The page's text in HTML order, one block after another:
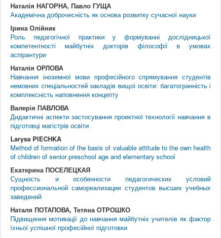
Наталія НАГОРНА, Павло ГУЩА
Академічна доброчесність як основа розвитку сучасної науки
Ірина Олійник
Роль педагогічної практики у формуванні дослідницької
компетентності майбутніх докторів філософії в умовах
аспірантури
Наталія ОРЛОВА
Навчання іноземної мови професійного спрямування студентів
немовних спеціальностей закладів вищої освіти: багатогранність і
комплексність наповнення концепту
Валерія ПАВЛОВА
Дидактичні аспекти застосування проектної технології навчання в
підготовці магістрів освіти
Larysa PIECHKA
Method of formation of the basis of valuable attitude to the own health
of children of senior preschool age and elementary school
Екатерина ПОСЕЛЕЦКАЯ
Сущность и особенности педагогических условий
профессиональной самореализации студентов высших учебных
заведений
Наталя ПОТАПОВА, Тетяна ОТРОШКО
Підвищення мотивації до навчання майбутніх учителів як фактор
їхньої успішної професійної підготовки